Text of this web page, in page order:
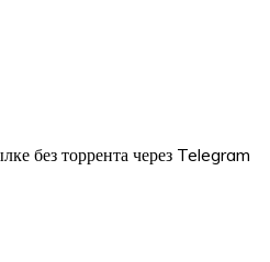
без торрента через Telegram